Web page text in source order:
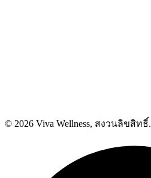
© 2026 Viva Wellness, สงวนลิขสิทธิ์.